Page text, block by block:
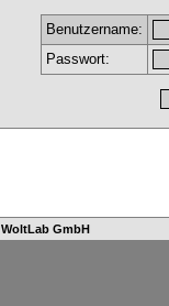
Benutzername:
Passwort:
WoltLab GmbH